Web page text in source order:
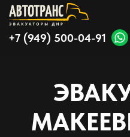
+7 (949) 500-04-91